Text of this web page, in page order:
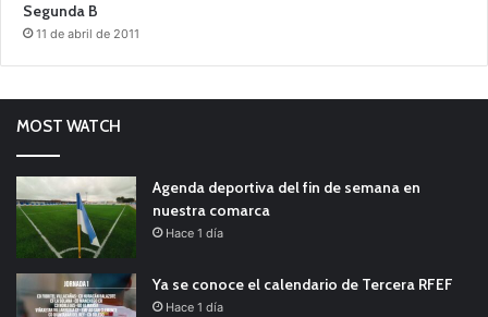
Segunda B
11 de abril de 2011
MOST WATCH
Agenda deportiva del fin de semana en
nuestra comarca
Hace 1 día
Ya se conoce el calendario de Tercera RFEF
Hace 1 día